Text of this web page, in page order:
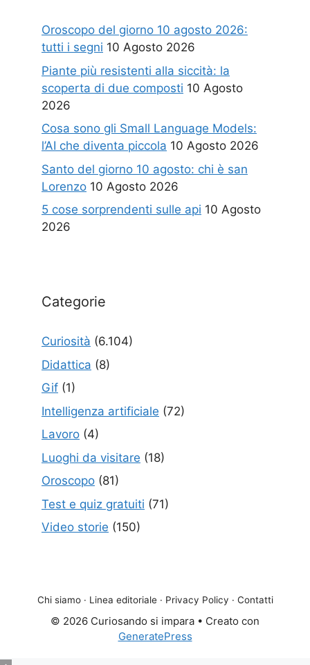
Oroscopo del giorno 10 agosto 2026:
tutti i segni 10 Agosto 2026
Piante più resistenti alla siccità: la
scoperta di due composti 10 Agosto
2026
Cosa sono gli Small Language Models:
l’AI che diventa piccola 10 Agosto 2026
Santo del giorno 10 agosto: chi è san
Lorenzo 10 Agosto 2026
5 cose sorprendenti sulle api 10 Agosto
2026
Categorie
Curiosità (6.104)
Didattica (8)
Gif (1)
Intelligenza artificiale (72)
Lavoro (4)
Luoghi da visitare (18)
Oroscopo (81)
Test e quiz gratuiti (71)
Video storie (150)
Chi siamo · Linea editoriale · Privacy Policy · Contatti
© 2026 Curiosando si impara • Creato con
GeneratePress